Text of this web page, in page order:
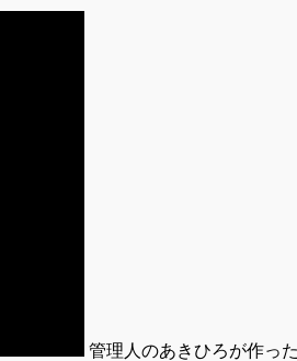
管理人のあきひろが作っ